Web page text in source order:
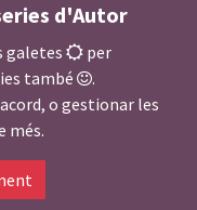
llet de
(30%), i
d'Autor
galetes
per
també
.
o gestionar les
més.